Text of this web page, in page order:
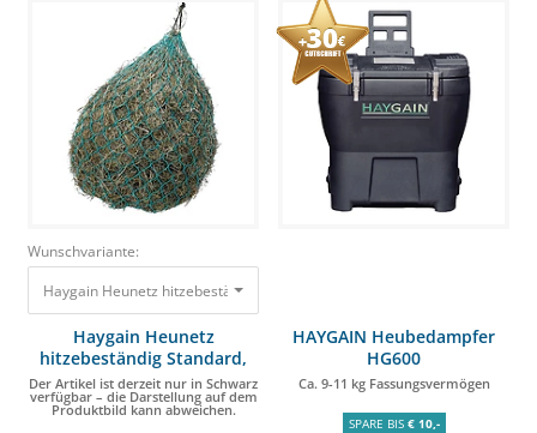
Wunschvariante:
Haygain Heunetz hitzebeständig Standard, 150 cm Der Artikel ist
Haygain Heunetz
hitzebeständig Standard,
150 cm
Der Artikel ist derzeit nur in Schwarz
verfügbar – die Darstellung auf dem
Produktbild kann abweichen.
HAYGAIN Heubedampfer
HG600
Ca. 9-11 kg Fassungsvermögen
SPARE BIS € 10,-